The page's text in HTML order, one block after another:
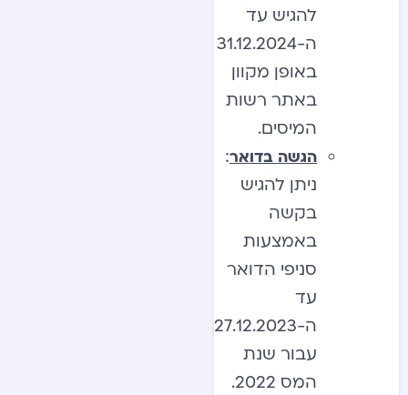
להגיש עד
ה-31.12.2024
באופן מקוון
באתר רשות
המיסים.
הגשה בדואר:
ניתן להגיש
בקשה
באמצעות
סניפי הדואר
עד
ה-27.12.2023
עבור שנת
המס 2022.